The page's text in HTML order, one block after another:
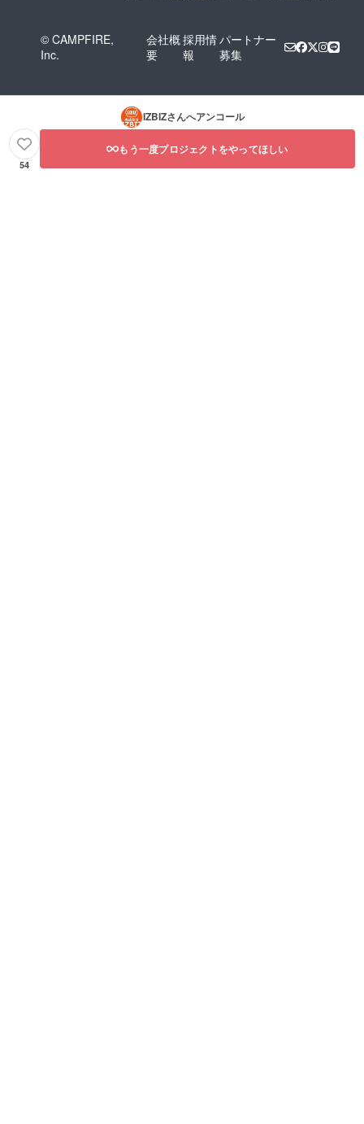
© CAMPFIRE,
Inc.
会社概
要
採用情
報
パートナー
募集
IZBIZさんへアンコール
54
もう一度プロジェクトをやってほしい